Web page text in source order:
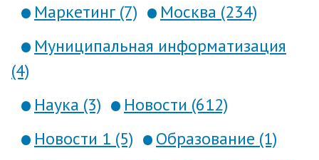
Маркетинг (7)
Москва (234)
Муниципальная информатизация
(4)
Наука (3)
Новости (612)
Новости 1 (5)
Образование (1)